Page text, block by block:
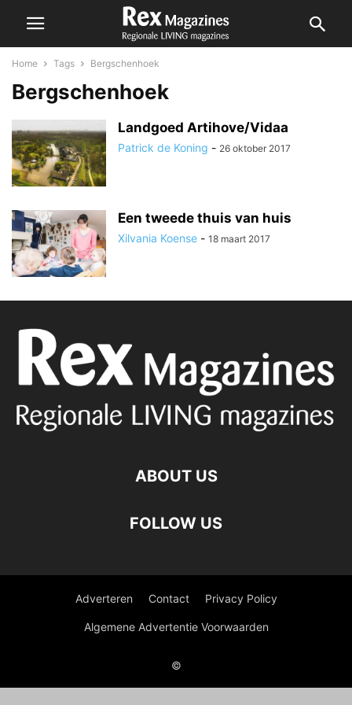
Home Tags Bergschenhoek
Bergschenhoek
Landgoed Artihove/Vidaa
Patrick de Koning - 26 oktober 2017
Een tweede thuis van huis
Xilvania Koense - 18 maart 2017
ABOUT US
FOLLOW US
Adverteren Contact Privacy Policy
Algemene Advertentie Voorwaarden
©